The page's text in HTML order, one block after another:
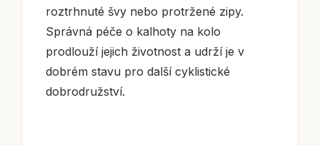
roztrhnuté švy nebo protržené zipy.
Správná péče o kalhoty na kolo
prodlouží jejich životnost a udrží je v
dobrém stavu pro další cyklistické
dobrodružství.